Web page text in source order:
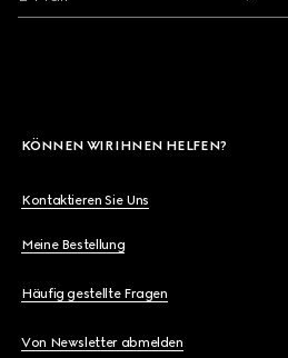
KÖNNEN WIR IHNEN HELFEN?
Kontaktieren Sie Uns
Meine Bestellung
Häufig gestellte Fragen
Von Newsletter abmelden